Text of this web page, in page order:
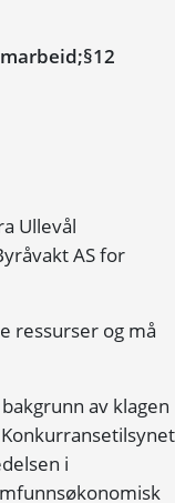
Ullevål
AS for
ressurser og må
av klagen
i